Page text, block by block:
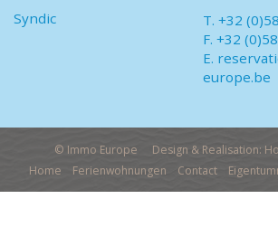
Syndic
T. +32
F. +32
E.
europe.be
© Immo Europe
Design & Realisation:
Home
Ferienwohnungen Contact